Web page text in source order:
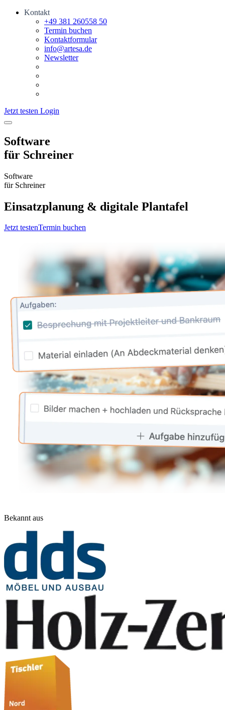
Kontakt
+49 381 260558 50
Termin buchen
Kontaktformular
info@artesa.de
Newsletter
Jetzt testen Login
Software
für Schreiner
Software
für Schreiner
Einsatzplanung & digitale Plantafel
Jetzt testenTermin buchen
Bekannt aus